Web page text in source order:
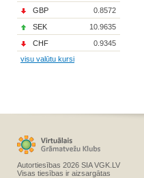
GBP
0.8572
SEK
10.9635
CHF
0.9345
visu valūtu kursi
Autortiesības 2026 SIA VGK.LV
Visas tiesības ir aizsargātas